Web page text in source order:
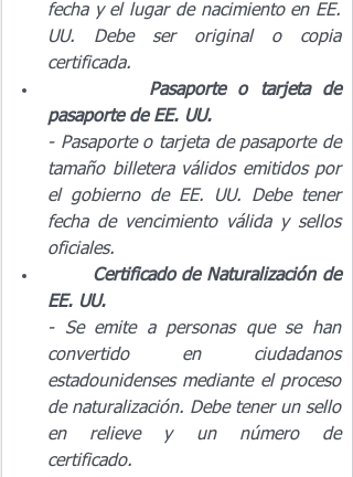
fecha y el lugar de nacimiento en EE.
UU. Debe ser original o copia
certificada.
Pasaporte o tarjeta de
pasaporte de EE. UU.
- Pasaporte o tarjeta de pasaporte de
tamaño billetera válidos emitidos por
el gobierno de EE. UU. Debe tener
fecha de vencimiento válida y sellos
oficiales.
Certificado de Naturalización de
EE. UU.
- Se emite a personas que se han
convertido en ciudadanos
estadounidenses mediante el proceso
de naturalización. Debe tener un sello
en relieve y un número de
certificado.